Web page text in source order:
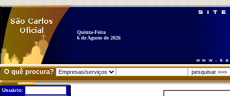
Quinta-Feira
6 de Agosto de 2026
O quê procura?
Usuário: